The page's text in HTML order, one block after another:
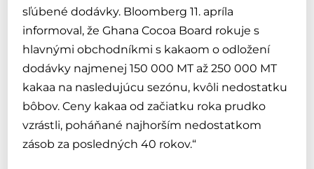
sľúbené dodávky. Bloomberg 11. apríla
informoval, že Ghana Cocoa Board rokuje s
hlavnými obchodníkmi s kakaom o odložení
dodávky najmenej 150 000 MT až 250 000 MT
kakaa na nasledujúcu sezónu, kvôli nedostatku
bôbov. Ceny kakaa od začiatku roka prudko
vzrástli, poháňané najhorším nedostatkom
zásob za posledných 40 rokov.“